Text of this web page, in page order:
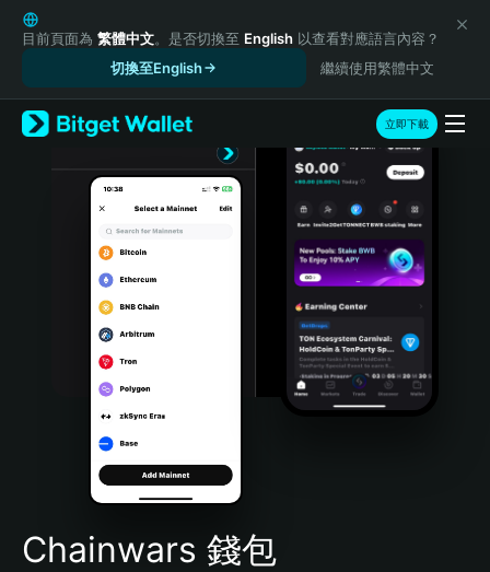
English
日本語
Русский
Español (Latinoamérica)
Türkçe
Português (Portugal)
Bahasa Indonesia
Português (Brasil)
Español (Argentina)
目前頁面為 繁體中文。是否切換至 English 以查看對應語言內容？
切換至English
繼續使用繁體中文
立即下載
Chainwars 錢包